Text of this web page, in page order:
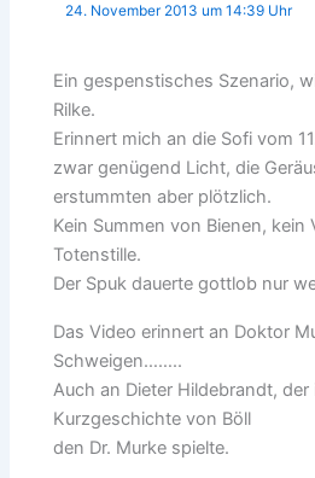
24. November 2013 um 14:39 Uhr
Ein gespenstisches Szenario,
Rilke.
Erinnert mich an die Sofi vom
zwar genügend Licht, die
erstummten aber plötzlich.
Kein Summen von Bienen, kein
Totenstille.
Der Spuk dauerte gottlob nur
Das Video erinnert an Doktor
Schweigen……..
Auch an Dieter Hildebrandt,
Kurzgeschichte von Böll
den Dr. Murke spielte.